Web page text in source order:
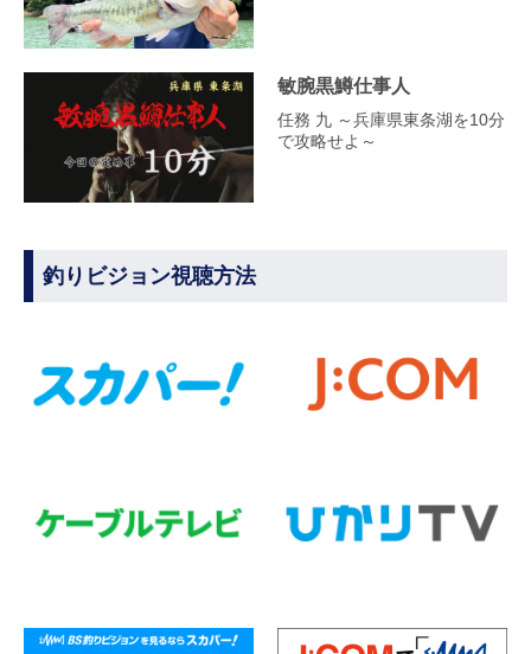
敏腕黒鱒仕事人
任務 九 ～兵庫県東条湖を10分
で攻略せよ～
釣りビジョン視聴方法